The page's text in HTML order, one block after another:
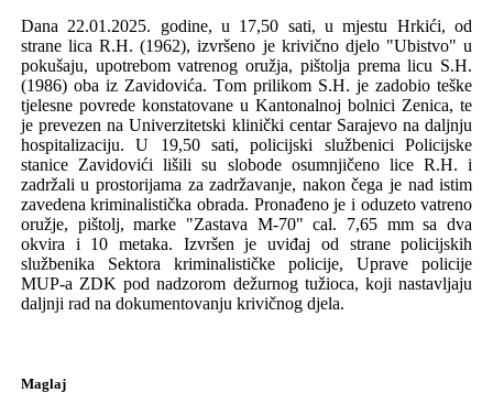
Dana 22.01.2025. godine, u 17,50 sati, u mjestu Hrkići, od
strane licaR.H. (1962),izvršeno je krivično djelo "Ubistvo" u
pokušaju, upotrebom vatrenog oružja, pištolja prema licu S.H.
(1986) oba iz Zavidovića. Tom prilikom S.H. jezadobio teške
tjelesne povrede konstatovane u Kantonalnoj bolnici Zenica, te
jeprevezen na Univerzitetski klinički centar Sarajevo na daljnju
hospitalizaciju. U 19,50 sati, policijski službenici Policijske
stanice Zavidovići lišili su slobodeosumnjičeno lice R.H. i
zadržali u prostorijama za zadržavanje, nakon čega je nad istim
zavedena kriminalistička obrada. Pronađeno je i oduzetovatreno
oružje, pištolj, marke "Zastava M-70" cal. 7,65 mm sa dva
okvira i 10 metaka. Izvršenjeuviđaj od strane policijskih
službenika Sektora kriminalističke policije, Uprave policije
MUP-a ZDK pod nadzorom dežurnog tužioca, koji nastavljaju
daljnji rad na dokumentovanju krivičnog djela.
Maglaj